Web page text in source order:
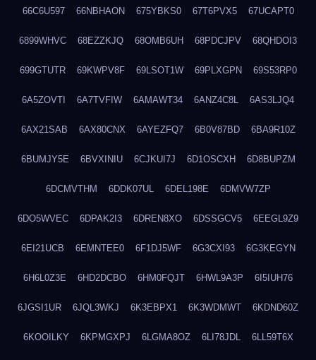
66C6U597 66NBHAON 675YBKS0 67T6PVX5 67UCAPT0
6899WHVC 68EZZKJQ 68OMB6UH 68PDCJPV 68QHDOI3
699GTUTR 69KWPV8F 69LSOT1W 69PLXGPN 69S53RP0
6A5ZOVTI 6A7TVFIW 6AMAWT34 6ANZ4C8L 6AS3LJQ4
6AX21SAB 6AX80CNX 6AYEZFQ7 6B0V87BD 6BA9R10Z
6BUMJY5E 6BVXINIU 6CJKUI7J 6D1OSCXH 6D8BUPZM
6DCMVTHM 6DDK07UL 6DEL198E 6DMVW7ZP
6DO5WVEC 6DPAK2I3 6DREN8XO 6DSSGCV5 6EEGL9Z9
6EI21UCB 6EMNTEE0 6F1DJ5WF 6G3CXI93 6G3KEGYN
6H6L0Z3E 6HD2DCBO 6HM0FQJT 6HWL9A3P 6I5IUH76
6JGSI1UR 6JQL3WKJ 6K3EBPX1 6K3WDMWT 6KDND60Z
6KOOILKY 6KPMGXPJ 6LGMA8OZ 6LI78JDL 6LL59T6X